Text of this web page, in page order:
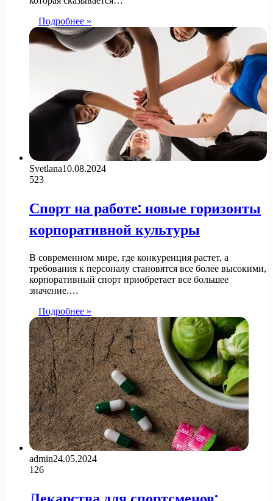
Подробнее »
Svetlana10.08.2024
523
Спорт на работе: новые горизонты
корпоративной культуры
В современном мире, где конкуренция растет, а
требования к персоналу становятся все более высокими,
корпоративный спорт приобретает все большее
значение.…
Подробнее »
admin24.05.2024
126